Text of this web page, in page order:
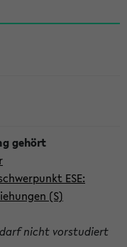
ESE:
(S)
darf nicht vorstudiert